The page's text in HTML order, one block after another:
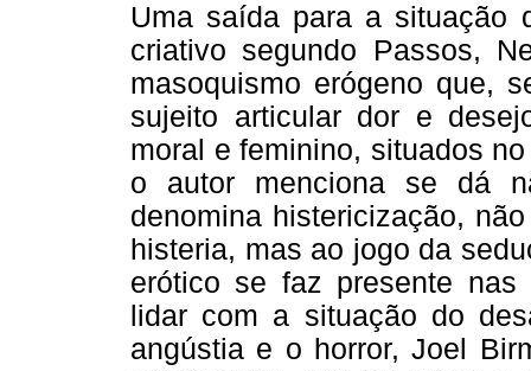
Uma saída para a situação
criativo segundo Passos,
masoquismo erógeno que,
sujeito articular dor e
moral e feminino, situados
o autor menciona se dá
denomina histericização,
histeria, mas ao jogo da
erótico se faz presente
lidar com a situação do
angústia e o horror, Joel